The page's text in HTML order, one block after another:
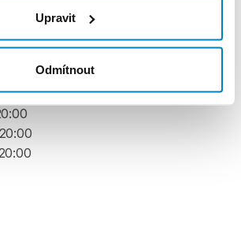
Upravit
Odmítnout
- 20:00